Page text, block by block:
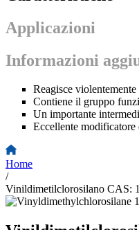
Applicazioni
Informazioni
Reagisce
Contiene il gruppo
Un importante
Eccellente
Home
/
Vinildimetilclorosilano CAS: